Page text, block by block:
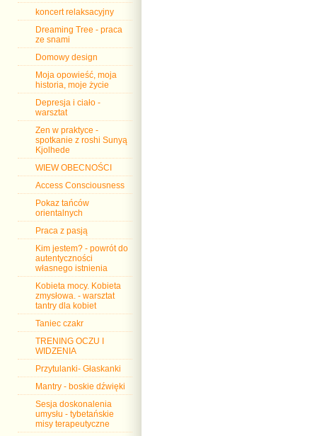
koncert relaksacyjny
Dreaming Tree - praca
ze snami
Domowy design
Moja opowieść, moja
historia, moje życie
Depresja i ciało -
warsztat
Zen w praktyce -
spotkanie z roshi Sunyą
Kjolhede
WIEW OBECNOŚCI
Access Consciousness
Pokaz tańców
orientalnych
Praca z pasją
Kim jestem? - powrót do
autentyczności
własnego istnienia
Kobieta mocy. Kobieta
zmysłowa. - warsztat
tantry dla kobiet
Taniec czakr
TRENING OCZU I
WIDZENIA
Przytulanki- Głaskanki
Mantry - boskie dźwięki
Sesja doskonalenia
umysłu - tybetańskie
misy terapeutyczne